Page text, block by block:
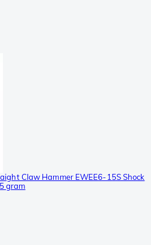
Claw Hammer EWEE6-15S Shock
gram